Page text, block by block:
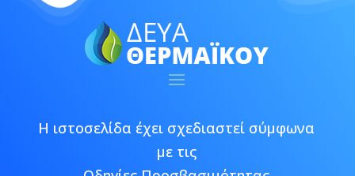
Η ιστοσελίδα έχει σχεδιαστεί σύμφωνα
με τις